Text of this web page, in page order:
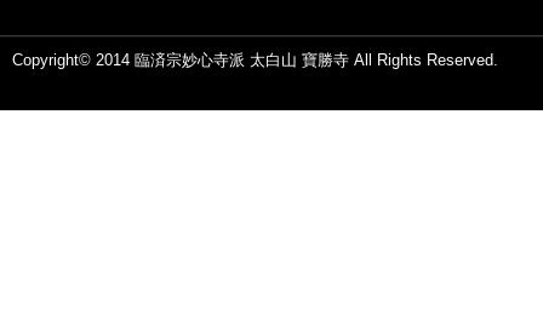
Copyright© 2014 臨済宗妙心寺派 太白山 寶勝寺 All Rights Reserved.